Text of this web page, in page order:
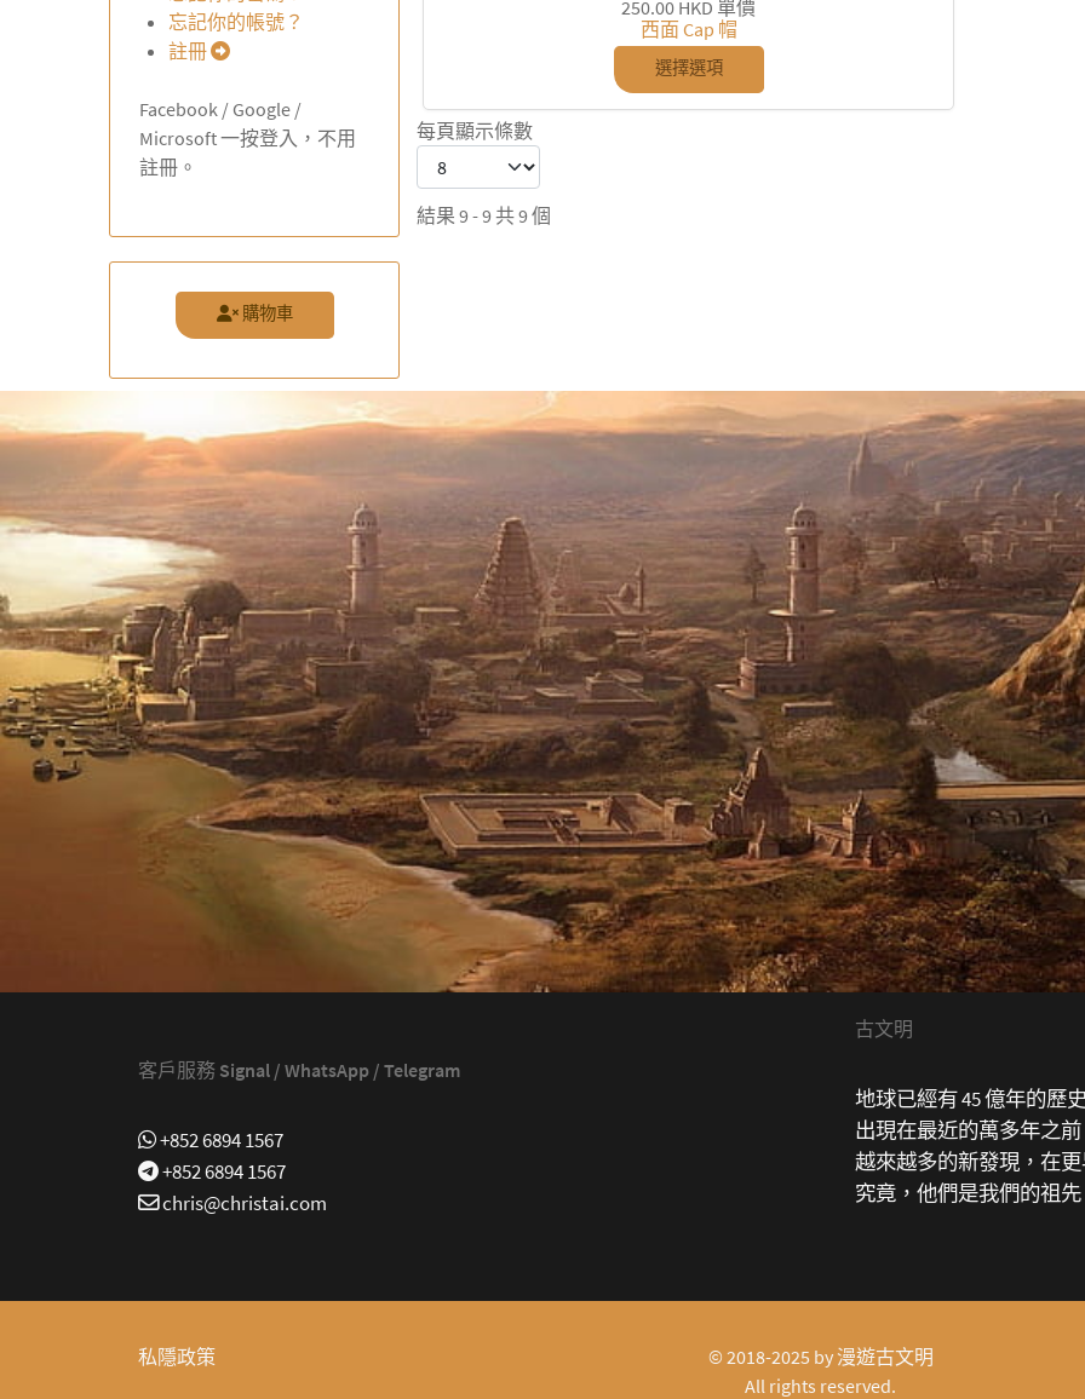
忘記你的帳號？
註冊
Facebook / Google /
Microsoft 一按登入，不用
註冊。
購物車
250.00 HKD 單價
西面 Cap 帽
選擇選項
每頁顯示條數
結果 9 - 9 共 9 個
客戶服務 Signal / WhatsApp / Telegram
+852 6894 1567
+852 6894 1567
chris@christai.com
古文明
地球已經有 45 億年的歷
出現在最近的萬多年之
越來越多的新發現，在
究竟，他們是我們的祖
私隱政策 © 2018-2025 by 漫遊古文明
All rights reserved.